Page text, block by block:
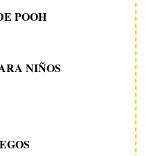
POOH
NIÑOS